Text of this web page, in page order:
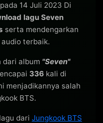
14 Juli 2023 Di
lagu Seven
serta mendengarkan
terbaik.
dari album "Seven"
336 kali di
menjadikannya salah
BTS.
dari Jungkook BTS